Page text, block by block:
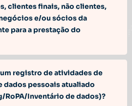
clientes finais, não clientes,
e/ou sócios da
para a prestação do
registro de atividades de
dados pessoais atualiado
RoPA/Inventário de dados)?